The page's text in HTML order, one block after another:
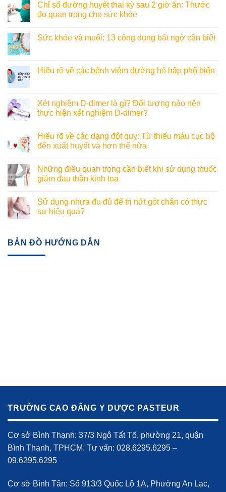
Chỉ số đường huyết thai kỳ sau 2 giờ ăn: Thước
đo quan trọng cho sức khỏe
Sức khỏe và muối: 13 công dụng bất ngờ cần biết
Hiểu rõ về các bệnh viêm đường hô hấp phổ biến
Xét nghiệm D-dimer là gì? Đối tượng nào nên
thực hiện xét nghiệm D-dimer?
Hiểu rõ về các dạng đột quỵ: Từ thiếu máu cục bộ
đến xuất huyết và hơn thế nữa
Những điều quan trọng cần biết khi sử dụng thuốc
giảm đau thần kinh tọa
Sử dụng nhựa đu đủ để trị nứt gót chân có thực
sự hiệu quả?
BẢN ĐỒ HƯỚNG DẪN
TRƯỜNG CAO ĐẲNG Y DƯỢC PASTEUR
Cơ sở Bình Thạnh: 37/3 Ngô Tất Tố, phường 21, quận
Bình Thạnh, TPHCM. Tư vấn: 028.6295.6295 –
09.6295.6295
Cơ sở Bình Tân: Số 913/3 Quốc Lộ 1A, Phường An Lạc,